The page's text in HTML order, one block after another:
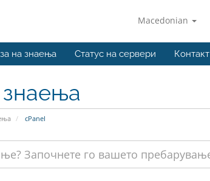
Macedonian
на знаења Статус на сервери Контакт
cPanel